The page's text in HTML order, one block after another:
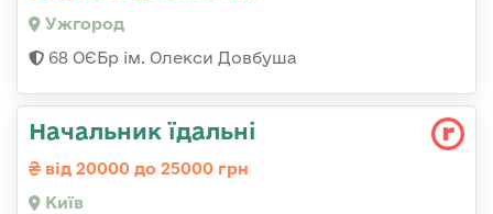
Ужгород
68 ОЄБр ім. Олекси Довбуша
Начальник їдальні
від 20000 до 25000 грн
Київ